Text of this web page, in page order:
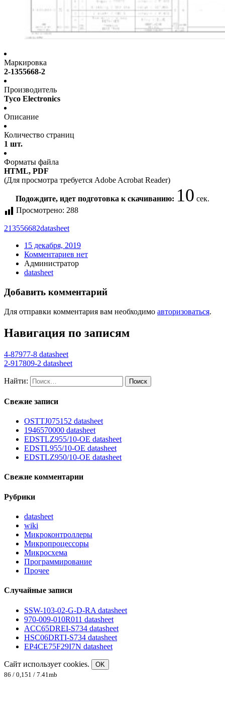
Маркировка
2-1355668-2
Производитель
Tyco Electronics
Описание
Количество страниц
1 шт.
Форматы файла
HTML, PDF
(Для просмотра требуется Adobe Acrobat Reader)
Подождите, идет подготовка к скачиванию: 10 сек.
Просмотрено: 288
213556682datasheet
15 декабря, 2019
Комментариев нет
Администратор
datasheet
Добавить комментарий
Для отправки комментария вам необходимо авторизоваться.
Навигация по записям
4-87977-8 datasheet
2-917809-2 datasheet
Найти:
Свежие записи
OSTTJ075152 datasheet
1946570000 datasheet
EDSTLZ955/10-OE datasheet
EDSTL955/10-OE datasheet
EDSTLZ950/10-OE datasheet
Свежие комментарии
Рубрики
datasheet
wiki
Микроконтроллеры
Микропроцессоры
Микросхема
Программирование
Прочее
Случайные записи
SSW-103-02-G-D-RA datasheet
970-009-010R011 datasheet
ACC65DREI-S734 datasheet
HSC06DRTI-S734 datasheet
EP4CE75F29I7N datasheet
Сайт использует cookies.
OK
86 / 0,151 / 7.41mb